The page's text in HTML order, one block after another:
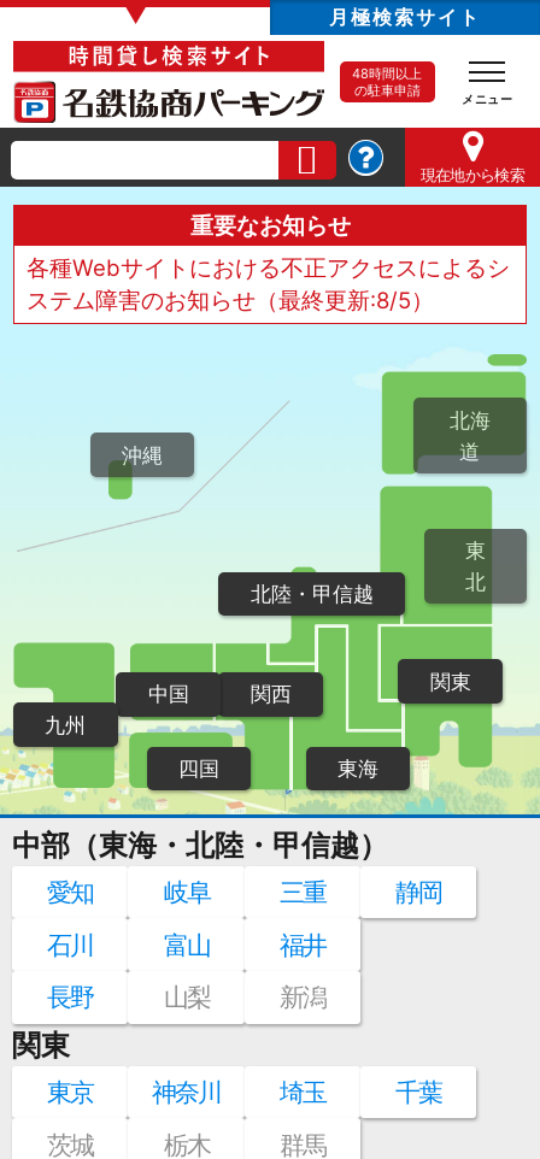
▼ 月極検索サイト
48時間以上
の駐車申請
現在地から検索
重要なお知らせ
各種Webサイトにおける不正アクセスによるシ
ステム障害のお知らせ（最終更新:8/5）
北海
道
東
北
関東
北陸・甲信越
東海
関西
中国
四国
九州
沖縄
中部（東海・北陸・甲信越）
愛知 岐阜 三重
静岡
石川
富山
福井
長野
山梨 新潟
関東
東京 神奈川 埼玉
千葉
茨城
栃木 群馬